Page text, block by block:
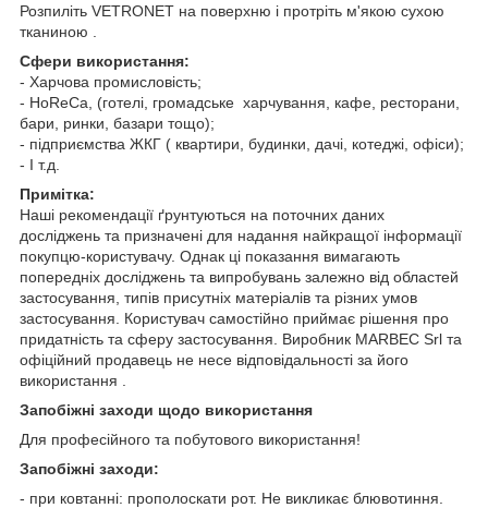
Розпиліть VETRONET на поверхню і протріть м'якою сухою
тканиною .
Сфери використання:
- Харчова промисловість;
- HoReCa, (готелі, громадське харчування, кафе, ресторани,
бари, ринки, базари тощо);
- підприємства ЖКГ ( квартири, будинки, дачі, котеджі, офіси);
- І т.д.
Примітка:
Наші рекомендації ґрунтуються на поточних даних
досліджень та призначені для надання найкращої інформації
покупцю-користувачу. Однак ці показання вимагають
попередніх досліджень та випробувань залежно від областей
застосування, типів присутніх матеріалів та різних умов
застосування. Користувач самостійно приймає рішення про
придатність та сферу застосування. Виробник MARBEC Srl та
офіційний продавець не несе відповідальності за його
використання .
Запобіжні заходи щодо використання
Для професійного та побутового використання!
Запобіжні заходи:
- при ковтанні: прополоскати рот. Не викликає блювотиння.